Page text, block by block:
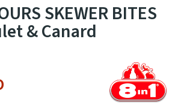
SKEWER BITES
& Canard